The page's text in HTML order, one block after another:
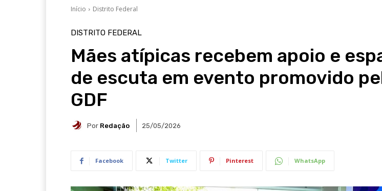
Início Distrito Federal
DISTRITO FEDERAL
Mães atípicas recebem apoio e
de escuta em evento promovido
GDF
Por Redação 25/05/2026
Facebook Twitter Pinterest WhatsApp